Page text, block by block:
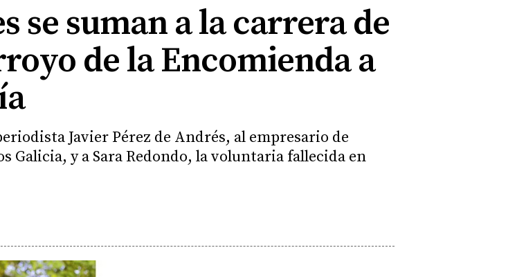
se suman a la carrera de
de la Encomienda a
Javier Pérez de Andrés, al empresario de
Galicia, y a Sara Redondo, la voluntaria fallecida en